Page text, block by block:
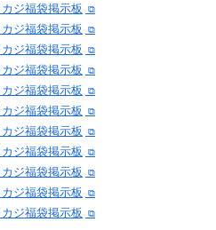
ジ福袋掲示板
ジ福袋掲示板
ジ福袋掲示板
ジ福袋掲示板
ジ福袋掲示板
ジ福袋掲示板
ジ福袋掲示板
ジ福袋掲示板
ジ福袋掲示板
ジ福袋掲示板
ジ福袋掲示板